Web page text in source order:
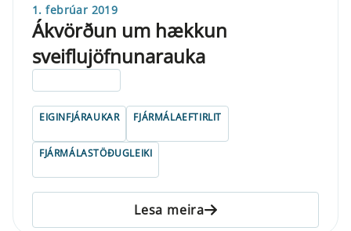
1. febrúar 2019
Ákvörðun um hækkun
sveiflujöfnunarauka
EIGINFJÁRAUKAR FJÁRMÁLAEFTIRLIT
FJÁRMÁLASTÖÐUGLEIKI
Lesa meira